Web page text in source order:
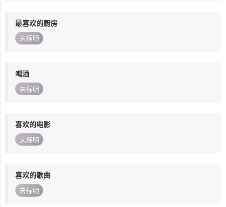
最喜欢的厨房
未标明
喝酒
未标明
喜欢的电影
未标明
喜欢的歌曲
未标明